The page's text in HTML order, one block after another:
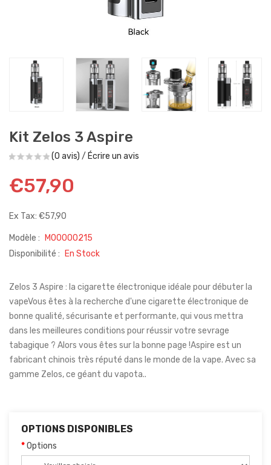
Kit Zelos 3 Aspire
(0 avis) / Écrire un avis
€57,90
Ex Tax: €57,90
Modèle :
M00000215
Disponibilité :
En Stock
Zelos 3 Aspire : la cigarette électronique idéale pour débuter la
vapeVous êtes à la recherche d'une cigarette électronique de
bonne qualité, sécurisante et performante, qui vous mettra
dans les meilleures conditions pour réussir votre sevrage
tabagique ? Alors vous êtes sur la bonne page !Aspire est un
fabricant chinois très réputé dans le monde de la vape. Avec sa
gamme Zelos, ce géant du vapota..
OPTIONS DISPONIBLES
Options